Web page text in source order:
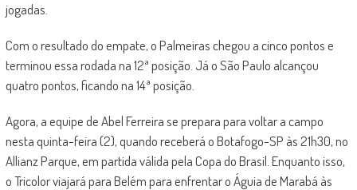
jogadas.
Com o resultado do empate, o Palmeiras chegou a cinco pontos e
terminou essa rodada na 12ª posição. Já o São Paulo alcançou
quatro pontos, ficando na 14ª posição.
Agora, a equipe de Abel Ferreira se prepara para voltar a campo
nesta quinta-feira (2), quando receberá o Botafogo-SP às 21h30, no
Allianz Parque, em partida válida pela Copa do Brasil. Enquanto isso,
o Tricolor viajará para Belém para enfrentar o Águia de Marabá às